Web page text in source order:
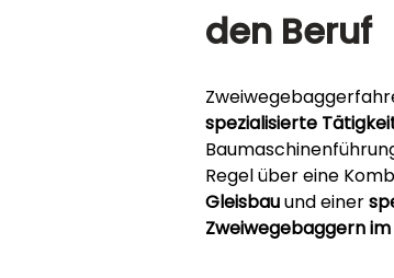
den Beruf
spezialisierte
Regel über eine
Gleisbau und einer
Zweiwegebaggern